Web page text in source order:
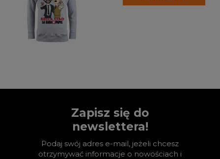
Zapisz się do
newslettera!
Podaj swój adres e-mail, jeżeli chcesz
otrzymywać informacje o nowościach i